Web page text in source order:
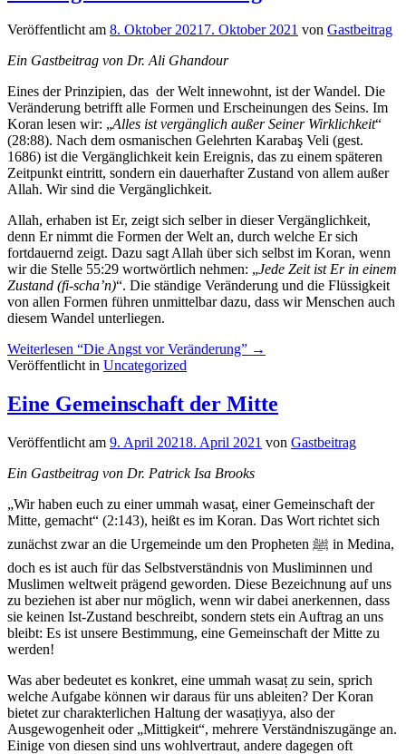
Veröffentlicht am 8. Oktober 20217. Oktober 2021 von Gastbeitrag
Ein Gastbeitrag von Dr. Ali Ghandour
Eines der Prinzipien, das der Welt innewohnt, ist der Wandel. Die
Veränderung betrifft alle Formen und Erscheinungen des Seins. Im
Koran lesen wir: „Alles ist vergänglich außer Seiner Wirklichkeit“
(28:88). Nach dem osmanischen Gelehrten Karabaş Veli (gest.
1686) ist die Vergänglichkeit kein Ereignis, das zu einem späteren
Zeitpunkt eintritt, sondern ein dauerhafter Zustand von allem außer
Allah. Wir sind die Vergänglichkeit.
Allah, erhaben ist Er, zeigt sich selber in dieser Vergänglichkeit,
denn Er nimmt die Formen der Welt an, durch welche Er sich
fortdauernd zeigt. Dazu sagt Allah über sich selbst im Koran, wenn
wir die Stelle 55:29 wortwörtlich nehmen: „Jede Zeit ist Er in einem
Zustand (fi-scha’n)“. Die ständige Veränderung und die Flüssigkeit
von allen Formen führen unmittelbar dazu, dass wir Menschen auch
diesem Wandel unterliegen.
Weiterlesen “Die Angst vor Veränderung” →
Veröffentlicht in Uncategorized
Eine Gemeinschaft der Mitte
Veröffentlicht am 9. April 20218. April 2021 von Gastbeitrag
Ein Gastbeitrag von Dr. Patrick Isa Brooks
„Wir haben euch zu einer ummah wasaṭ, einer Gemeinschaft der
Mitte, gemacht“ (2:143), heißt es im Koran. Das Wort richtet sich
zunächst zwar an die Urgemeinde um den Propheten ﷺ in Medina,
doch es ist auch für das Selbstverständnis von Musliminnen und
Muslimen weltweit prägend geworden. Diese Bezeichnung auf uns
zu beziehen ist aber nur möglich, wenn wir dabei anerkennen, dass
sie keinen Ist-Zustand beschreibt, sondern stets ein Auftrag an uns
bleibt: Es ist unsere Bestimmung, eine Gemeinschaft der Mitte zu
werden!
Was aber bedeutet es konkret, eine ummah wasaṭ zu sein, sprich
welche Aufgabe können wir daraus für uns ableiten? Der Koran
bietet zur charakterlichen Haltung der wasaṭiyya, also der
Ausgewogenheit oder „Mittigkeit“, mehrere Verständniszugänge an.
Einige von diesen sind uns wohlvertraut, andere dagegen oft